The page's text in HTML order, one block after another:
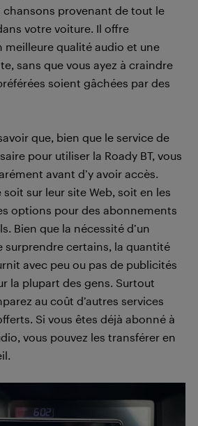
chansons provenant de tout le
votre voiture. Il offre
meilleure qualité audio et une
sans que vous ayez à craindre
soient gâchées par des
que, bien que le service de
pour utiliser la Roady BT, vous
avant d’y avoir accès.
soit sur leur site Web, soit en les
options pour des abonnements
Bien que la nécessité d’un
surprendre certains, la quantité
avec peu ou pas de publicités
la plupart des gens. Surtout
au coût d’autres services
Si vous êtes déjà abonné à
vous pouvez les transférer en